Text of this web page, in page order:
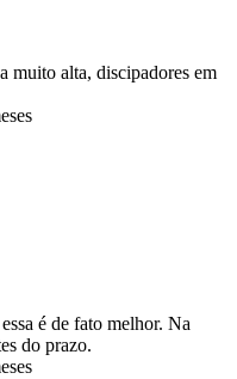
muito alta, discipadores em
é de fato melhor. Na
do prazo.